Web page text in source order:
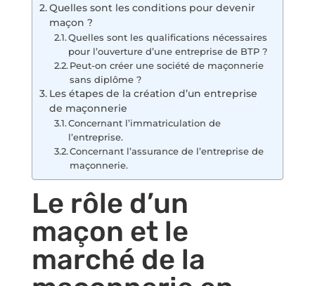
Quelles sont les conditions pour devenir
maçon ?
Quelles sont les qualifications nécessaires
pour l’ouverture d’une entreprise de BTP ?
Peut-on créer une société de maçonnerie
sans diplôme ?
Les étapes de la création d’un entreprise
de maçonnerie
Concernant l’immatriculation de
l’entreprise.
Concernant l’assurance de l’entreprise de
maçonnerie.
Le rôle d’un
maçon et le
marché de la